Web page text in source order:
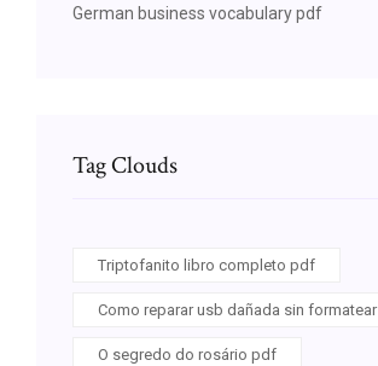
German business vocabulary pdf
Tag Clouds
Triptofanito libro completo pdf
Como reparar usb dañada sin formatear
O segredo do rosário pdf